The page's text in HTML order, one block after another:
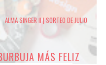
ALMA SINGER II | SORTEO DE JULIO
MÁS FELIZ